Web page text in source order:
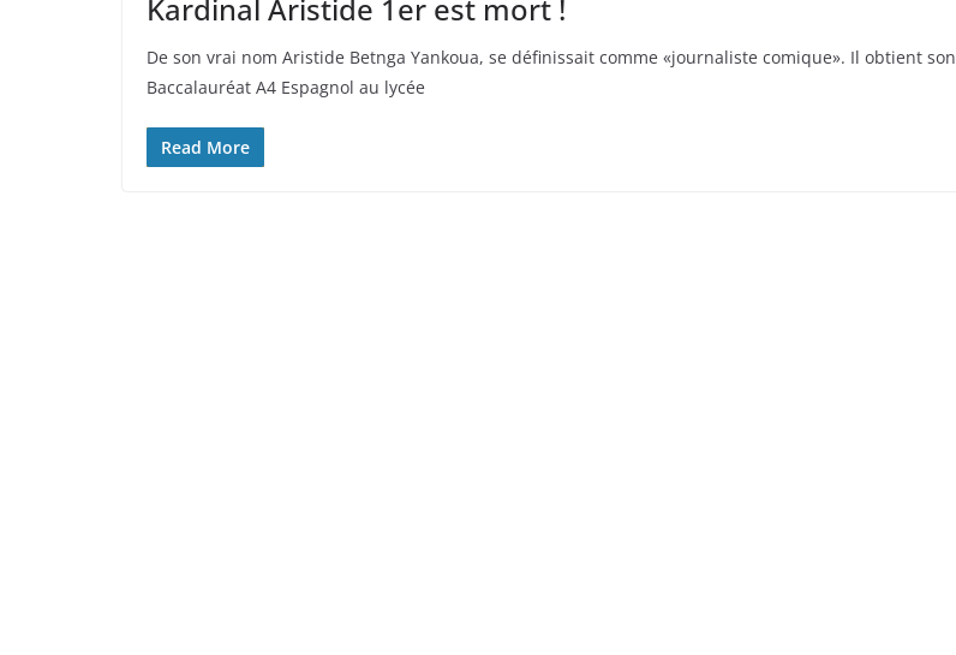
Kardinal Aristide 1er est mort !
De son vrai nom Aristide Betnga Yankoua, se définissait comme «journaliste comique». Il obtient son
Baccalauréat A4 Espagnol au lycée
Read More